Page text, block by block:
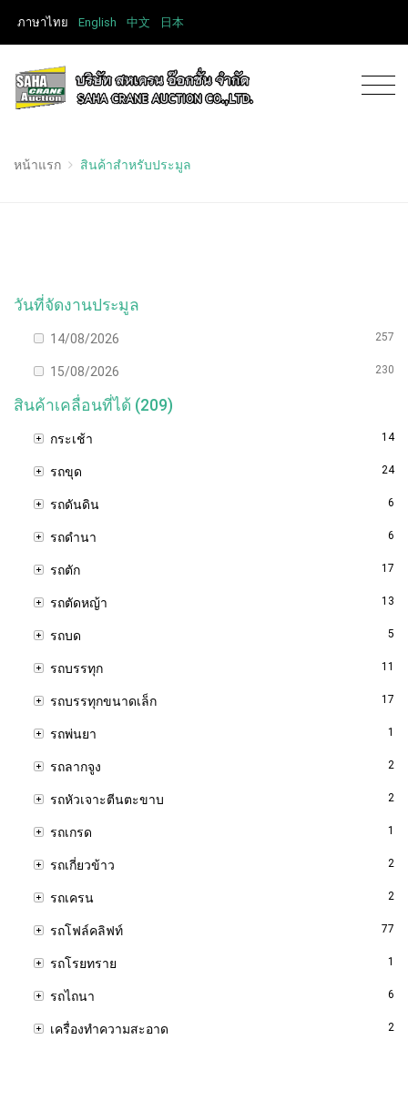
ภาษาไทย English 中文 日本
หน้าแรก สินค้าสำหรับประมูล
วันที่จัดงานประมูล
14/08/2026 257
15/08/2026 230
สินค้าเคลื่อนที่ได้ (209)
กระเช้า 14
รถขุด 24
รถดันดิน 6
รถดำนา 6
รถตัก 17
รถตัดหญ้า 13
รถบด 5
รถบรรทุก 11
รถบรรทุกขนาดเล็ก 17
รถพ่นยา 1
รถลากจูง 2
รถหัวเจาะตีนตะขาบ 2
รถเกรด 1
รถเกี่ยวข้าว 2
รถเครน 2
รถโฟล์คลิฟท์ 77
รถโรยทราย 1
รถไถนา 6
เครื่องทำความสะอาด 2